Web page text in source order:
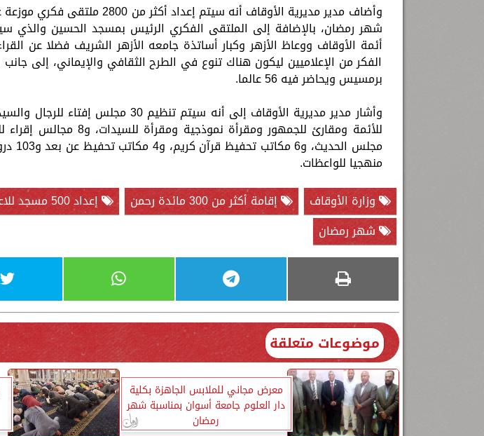
وأضاف مدير مديرية الأوقاف أنه سيتم
أئمة الأوقاف ووعاظ الأزهر وكبار أساتذة جامعه الأزهر الشريف فضلا عن
الفكر من الإعلاميين ليكون هناك تنوع في الطرح الثقافي والإيماني، إلى
برمسيس ويحاضر فيه 56 عالما.
للأئمة ومقارئ للجمهور ومقرأة
منهجيا للواعظات.
وزارة الأوقاف
إقامة أكثر من 300 مائدة رحمن
إعداد 500 مسجد للاعتكاف في القاهرة
شهر رمضان
موضوعات متعلقة
معرض مجاني للملابس الجاهزة بكلية
دار العلوم جامعة أسوان بمناسبة شهر
رمضان